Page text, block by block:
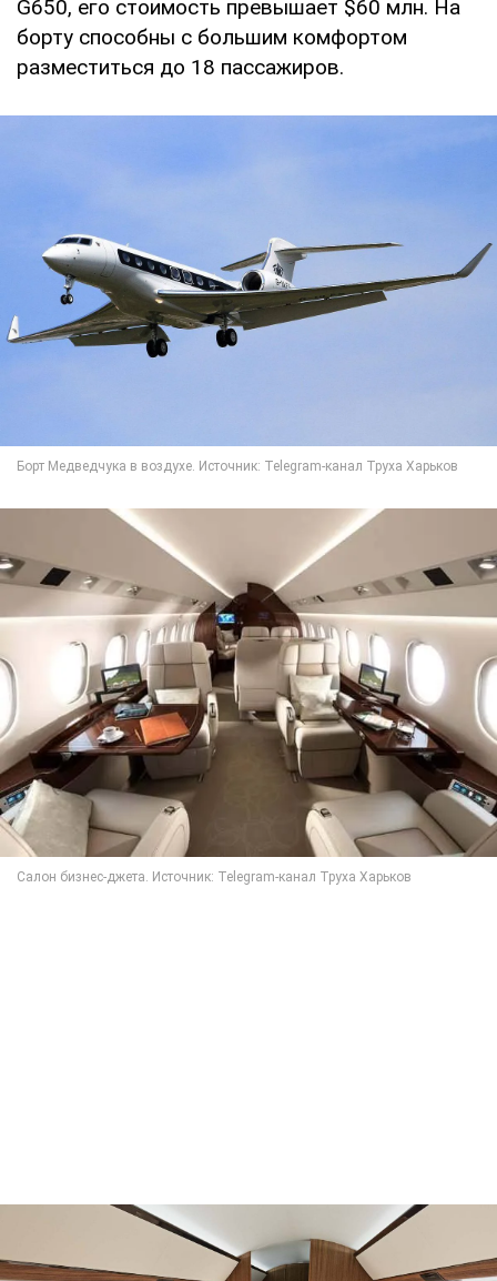
G650, его стоимость превышает $60 млн. На
борту способны с большим комфортом
разместиться до 18 пассажиров.